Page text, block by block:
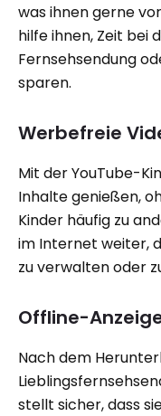
was ihnen gerne
hilfe ihnen, Zeit bei
Fernsehsendung
sparen.
Werbefreie
Mit der YouTube-
Inhalte genießen,
Kinder häufig zu
im Internet weiter,
zu verwalten oder
Offline-
Nach dem
stellt sicher, dass